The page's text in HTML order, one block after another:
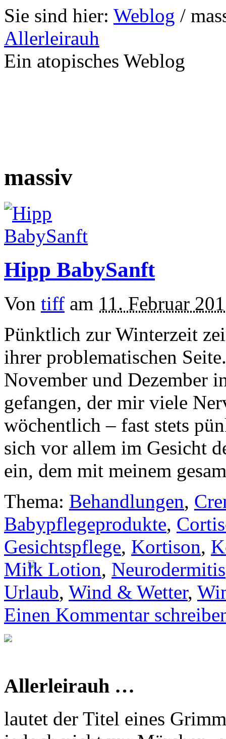
Sie sind hier: Weblog /
Allerleirauh
Ein atopisches Weblog
massiv
Hipp BabySanft
Von tiff am 11. Februar
Pünktlich zur Winterzeit
ihrer problematischen
November und Dezember
gefangen, der mir viele
wöchentlich – fast stets
sich vor allem im Gesicht
ein, dem mit meinem
Thema: Behandlungen,
Babypflegeprodukte,
Gesichtspflege, Kortison,
Milk Lotion, Neurodermitis
Urlaub, Wind & Wetter,
Einen Kommentar
Allerleirauh …
lautet der Titel eines